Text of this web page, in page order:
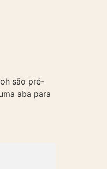
são pré-
aba para